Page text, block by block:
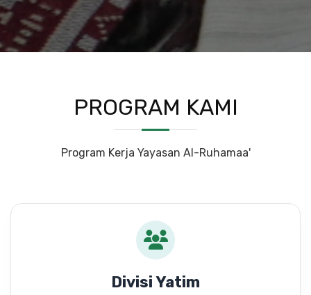
PROGRAM KAMI
Program Kerja Yayasan Al-Ruhamaa'
Divisi Yatim